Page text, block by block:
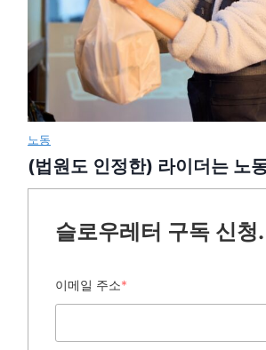
노동
(법원도 인정한) 라이더는 노
슬로우레터 구독 신청.
이메일 주소*